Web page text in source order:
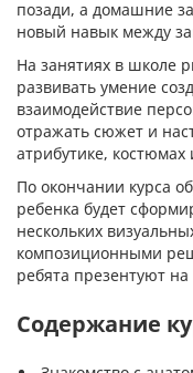
позади, а домашние
новый навык между
На занятиях в школе
развивать умение
взаимодействие
отражать сюжет и
атрибутике,
По окончании курса
ребенка будет
нескольких
композиционными
ребята презентуют
Содержание